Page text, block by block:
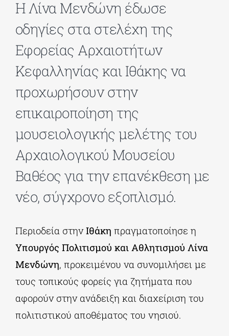
ΔΙΔΑΚΤΟΡΙΚΑ
ΕΚΠΑΙΔΕΥΤΙΚΑ ΙΔΡΥΜΑΤΑ
ΠΟΛΙΤΙΣΤΙΚΟΙ ΦΟΡΕΙΣ
ΧΩΡΟΙ ΤΕΧΝΗΣ
ΔΗΜΟΙ
ΕΚΔΗΛΩΣΕΙΣ
Η Λίνα Μενδώνη έδωσε
οδηγίες στα στελέχη της
Εφορείας Αρχαιοτήτων
Κεφαλληνίας και Ιθάκης να
προχωρήσουν στην
επικαιροποίηση της
μουσειολογικής μελέτης του
Αρχαιολογικού Μουσείου
Βαθέος για την επανέκθεση με
νέο, σύγχρονο εξοπλισμό.
Περιοδεία στηνΙθάκη πραγματοποίησε η
Υπουργός Πολιτισμού και Αθλητισμού Λίνα
Μενδώνη, προκειμένου να συνομιλήσει με
τους τοπικούς φορείς για ζητήματα που
αφορούν στην ανάδειξη και διαχείριση του
πολιτιστικού αποθέματος του νησιού.